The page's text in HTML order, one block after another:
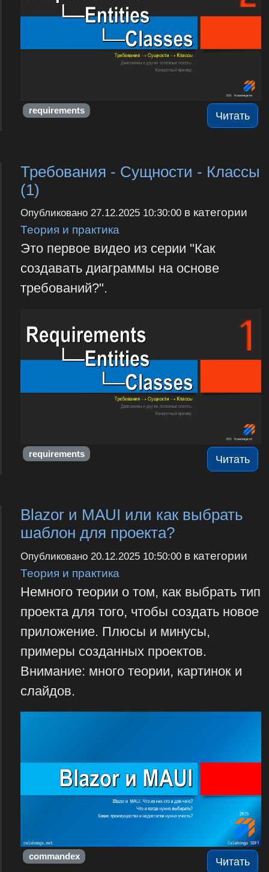
Читать
requirements
Требования - Сущности - Классы
(1)
Опубликовано 27.12.2025 10:30:00в категории
Теория и практика
Это первое видео из серии "Как
создавать диаграммы на основе
требований?".
Читать
requirements
Blazor и MAUI или как выбрать
шаблон для проекта?
Опубликовано 20.12.2025 10:50:00в категории
Теория и практика
Немного теории о том, как выбрать тип
проекта для того, чтобы создать новое
приложение. Плюсы и минусы,
примеры созданных проектов.
Внимание: много теории, картинок и
слайдов.
Читать
commandex